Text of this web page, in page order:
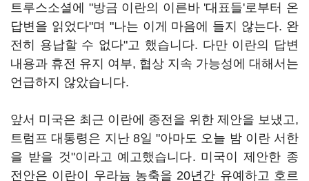
트루스소셜에 "방금 이란의 이른바 '대표들'로부터 온
답변을 읽었다"며 "나는 이게 마음에 들지 않는다. 완
전히 용납할 수 없다"고 했습니다. 다만 이란의 답변
내용과 휴전 유지 여부, 협상 지속 가능성에 대해서는
언급하지 않았습니다.
앞서 미국은 최근 이란에 종전을 위한 제안을 보냈고,
트럼프 대통령은 지난 8일 "아마도 오늘 밤 이란 서한
을 받을 것"이라고 예고했습니다. 미국이 제안한 종
전안은 이란이 우라늄 농축을 20년간 유예하고 호르